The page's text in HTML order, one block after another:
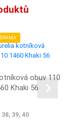
obuv 110
Khaki 56
38, 39, 40